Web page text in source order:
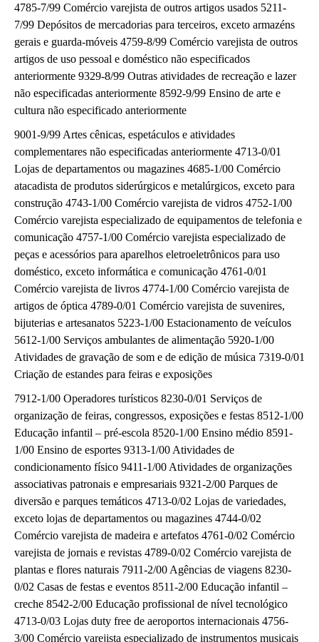
4785-7/99 Comércio varejista de outros artigos usados 5211-
7/99 Depósitos de mercadorias para terceiros, exceto armazéns
gerais e guarda-móveis 4759-8/99 Comércio varejista de outros
artigos de uso pessoal e doméstico não especificados
anteriormente 9329-8/99 Outras atividades de recreação e lazer
não especificadas anteriormente 8592-9/99 Ensino de arte e
cultura não especificado anteriormente
9001-9/99 Artes cênicas, espetáculos e atividades
complementares não especificadas anteriormente 4713-0/01
Lojas de departamentos ou magazines 4685-1/00 Comércio
atacadista de produtos siderúrgicos e metalúrgicos, exceto para
construção 4743-1/00 Comércio varejista de vidros 4752-1/00
Comércio varejista especializado de equipamentos de telefonia e
comunicação 4757-1/00 Comércio varejista especializado de
peças e acessórios para aparelhos eletroeletrônicos para uso
doméstico, exceto informática e comunicação 4761-0/01
Comércio varejista de livros 4774-1/00 Comércio varejista de
artigos de óptica 4789-0/01 Comércio varejista de suvenires,
bijuterias e artesanatos 5223-1/00 Estacionamento de veículos
5612-1/00 Serviços ambulantes de alimentação 5920-1/00
Atividades de gravação de som e de edição de música 7319-0/01
Criação de estandes para feiras e exposições
7912-1/00 Operadores turísticos 8230-0/01 Serviços de
organização de feiras, congressos, exposições e festas 8512-1/00
Educação infantil – pré-escola 8520-1/00 Ensino médio 8591-
1/00 Ensino de esportes 9313-1/00 Atividades de
condicionamento físico 9411-1/00 Atividades de organizações
associativas patronais e empresariais 9321-2/00 Parques de
diversão e parques temáticos 4713-0/02 Lojas de variedades,
exceto lojas de departamentos ou magazines 4744-0/02
Comércio varejista de madeira e artefatos 4761-0/02 Comércio
varejista de jornais e revistas 4789-0/02 Comércio varejista de
plantas e flores naturais 7911-2/00 Agências de viagens 8230-
0/02 Casas de festas e eventos 8511-2/00 Educação infantil –
creche 8542-2/00 Educação profissional de nível tecnológico
4713-0/03 Lojas duty free de aeroportos internacionais 4756-
3/00 Comércio varejista especializado de instrumentos musicais